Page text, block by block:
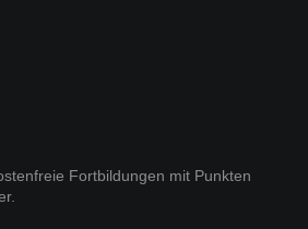
Fortbildungen mit Punkten